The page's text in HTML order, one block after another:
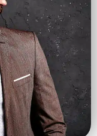
לִנְגִישׁוּת
הָאֲתָר.
לִפְתִיחַת
תַּפְרִיט
הֵנְּגִישׁוּת
לְחַץ
ALT+0